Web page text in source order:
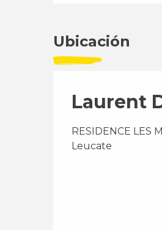
Ubicación
Laurent
RESIDENCE LES
Leucate